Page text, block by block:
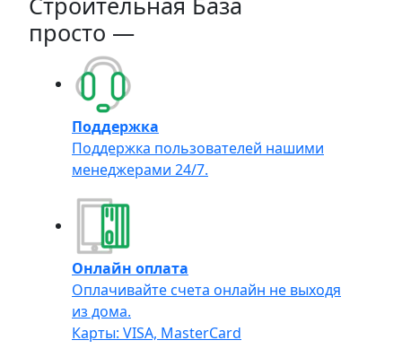
просто —
Поддержка
Поддержка пользователей нашими
менеджерами 24/7.
Онлайн оплата
Оплачивайте счета онлайн не выходя
из дома.
Карты: VISA, MasterCard